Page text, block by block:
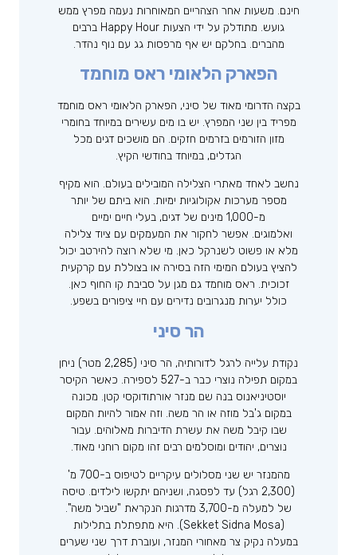
חינם. משעות אחר הצהריים המאוחרות נעמה מפרץ ממש
גועש. מתודלק על ידי הצעות Happy Hour ברבים
מהברים. בחלקם יש אף מרפסות גג עם נוף נהדר.
הפארק הלאומי ראס מוחמד
בקצה הדרומי מאוד של סיני, הפארק הלאומי ראס מוחמד
מפריד בין שני המפרץ. יש בו מים עשירים במיוחד בחומרי
מזון הזורמים בזרמים חזקים. הם מושכים דגים מכל
הגדלים, במיוחד בחודשי הקיץ.
נחשב לאחד מאתרי הצלילה המובילים בעולם. הוא מקיף
מספר מערכות אקולוגיות ימיות. הוא ביתם של יותר
מ-1,000 מינים של דגים, בעלי חיים ימיים
ואלמוגים. אפשר לחקור את המעמקים עם ציוד צלילה
מלא או פשוט לשנרקל כאן. מי שלא רוצה להירטב יכול
להציץ בעולם המימי הזה בסירה או בצוללת עם קרקעית
זכוכית. ראס מוחמד גם מגן על סביבת קו החוף כאן.
כולל יערות מנגרובים נדירים עם חיי ציפורים בשפע.
הר סיני
נקודת עלייה לרגל לדורותיה, הר סיני (2,285 מטר) ניחן
במקום תפילה נוצרי כבר ב-527 לספירה. כאשר הקיסר
יוסטיניאנוס בנה שם מנזר אורתודוקסי קטן. מכונה
במקום ג'בל מוזה או הר משה. וזה אמור להיות המקום
שבו קיבל משה את עשרת הדיברות מאלוהים. עבור
נוצרים, יהודים ומוסלמים רבים זהו מקום רוחני מאוד.
מהמנזר יש שני מסלולים עיקריים לטיפוס ב-700 מ'
(2,300 רגל) עד ​​לפסגה, ושניהם יתקשו לילדים. טיסה
של למעלה מ-3,700 מדרגות הנקראת "שביל משה".
(Sekket Sidna Mosa). היא מתפתלת בתלילות
במעלה נקיק צר מאחורי המנזר, ועוברת דרך שני שערים